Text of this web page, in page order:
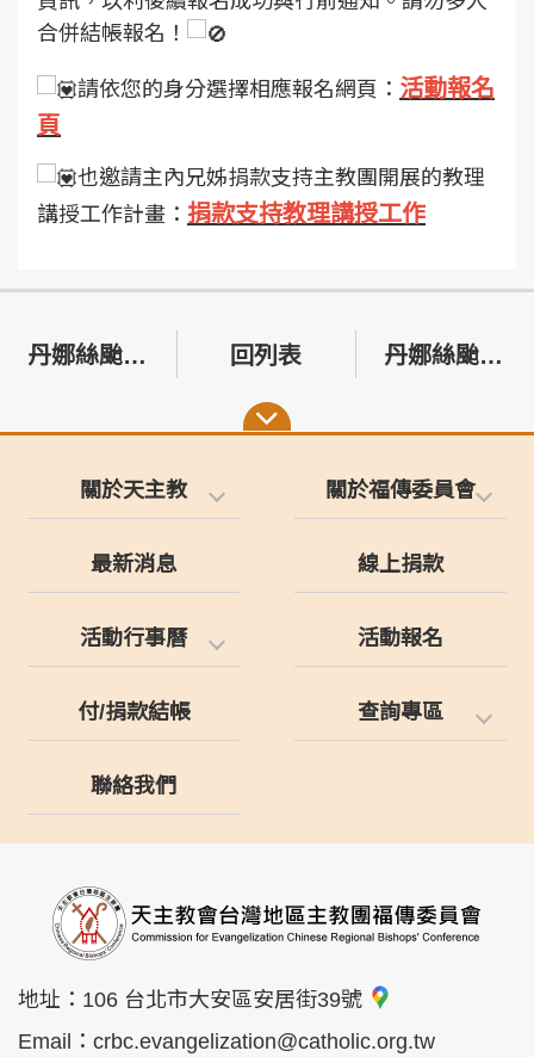
合併結帳報名！
請依您的身分選擇相應報名網頁： 活動報名
頁
也邀請主內兄姊捐款支持主教團開展的教理
講授工作計畫： 捐款支持教理講授工作
丹娜絲颱風重創嘉義與台南教區—請您伸出援手，支持嘉義與台南受災聖堂的緊急修繕與重建工程！ 回列表 丹娜絲颱風災後聖堂修繕計畫─募款金額已達標
關於天主教 關於福傳委員會
最新消息 線上捐款
活動行事曆 活動報名
付/捐款結帳 查詢專區
聯絡我們
地址： 106 台北市大安區安居街39號
Email： crbc.evangelization@catholic.org.tw